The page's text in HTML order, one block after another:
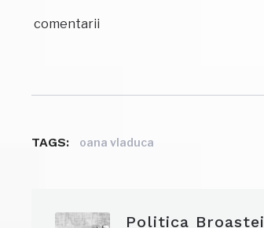
comentarii
TAGS: oana vladuca
Politica Broastei